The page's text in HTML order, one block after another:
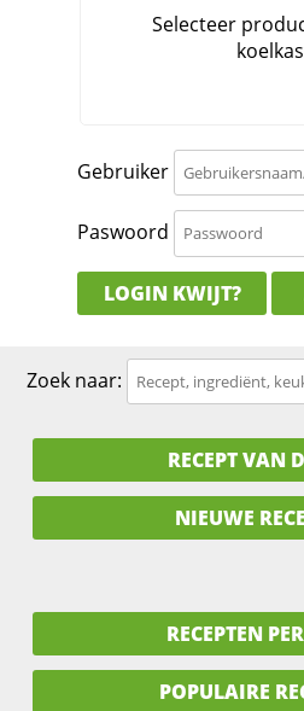
Gebruiker
Paswoord
LOGIN KWIJT?
Zoek naar:
RECEPT VAN
NIEUWE
RECEPTEN
POPULAIRE